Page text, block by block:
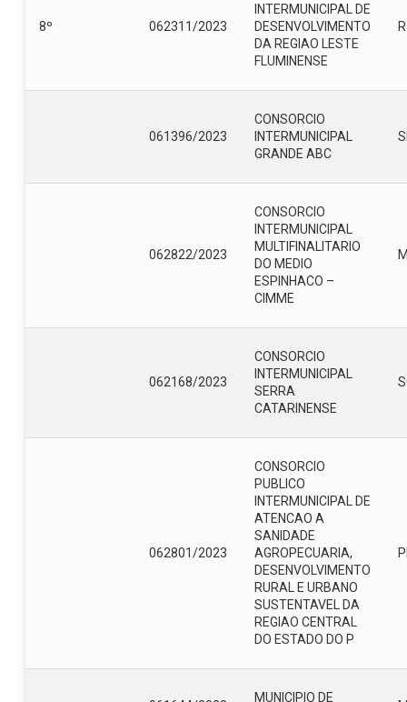
8º 062311/2023
INTERMUNICIPAL DE
DESENVOLVIMENTO
DA REGIAO LESTE
FLUMINENSE
061396/2023
CONSORCIO
INTERMUNICIPAL
GRANDE ABC
062822/2023
CONSORCIO
INTERMUNICIPAL
MULTIFINALITARIO
DO MEDIO
ESPINHACO –
CIMME
062168/2023
CONSORCIO
INTERMUNICIPAL
SERRA
CATARINENSE
062801/2023
CONSORCIO
PUBLICO
INTERMUNICIPAL DE
ATENCAO A
SANIDADE
AGROPECUARIA,
DESENVOLVIMENTO
RURAL E URBANO
SUSTENTAVEL DA
REGIAO CENTRAL
DO ESTADO DO P
MUNICIPIO DE